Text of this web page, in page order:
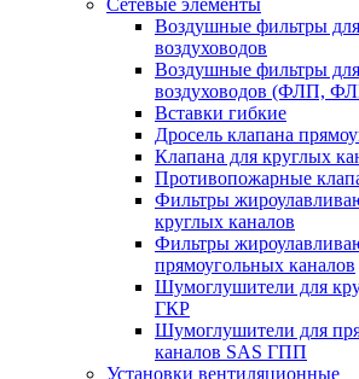
Сетевые элементы
Воздушные фильтры
воздуховодов
Воздушные фильтры
воздуховодов (ФЛП,
Вставки гибкие
Дросель клапана
Клапана для круглых
Противопожарные
Фильтры
круглых каналов
Фильтры
прямоугольных каналов
Шумоглушители для
ГКР
Шумоглушители для
каналов SAS ГПП
Установки вентиляционные